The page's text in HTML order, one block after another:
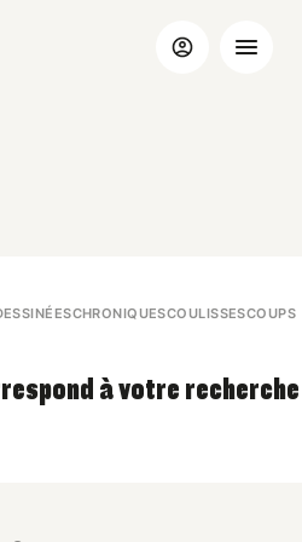
CHRONIQUESCOULISSESCOUPS
à votre recherche